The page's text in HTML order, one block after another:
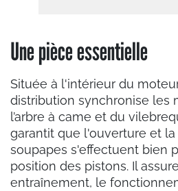
Une pièce essentielle
Située à l'intérieur du
distribution synchronise les
l’arbre à came et du
garantit que l'ouverture et
soupapes s'effectuent bien
position des pistons. Il
entraînement, le